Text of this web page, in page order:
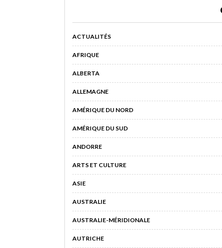
ACTUALITÉS
AFRIQUE
ALBERTA
ALLEMAGNE
AMÉRIQUE DU NORD
AMÉRIQUE DU SUD
ANDORRE
ARTS ET CULTURE
ASIE
AUSTRALIE
AUSTRALIE-MÉRIDIONALE
AUTRICHE